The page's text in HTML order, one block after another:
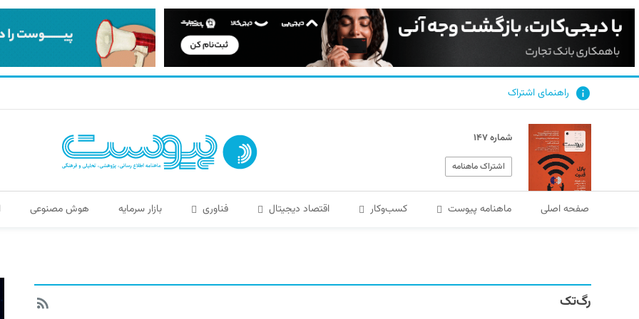
راهنمای اشتراک
شماره ۱۴۷
اشتراک ماهنامه
صفحه اصلی ماهنامه پیوست کسب‌و‌کار اقتصاد دیجیتال فناوری بازار سرمایه هوش مصنوعی
رگ‌تک